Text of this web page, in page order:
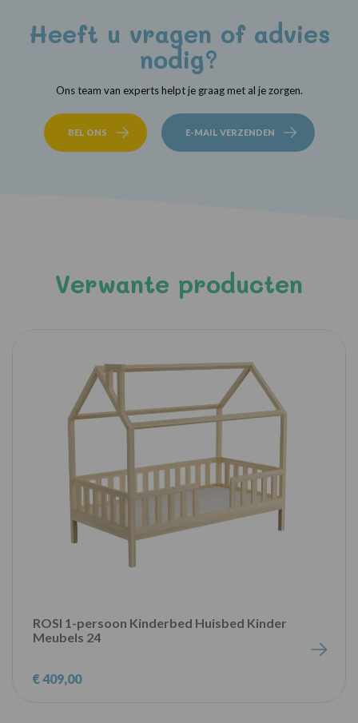
Heeft u vragen of advies
nodig?
Ons team van experts helpt je graag met al je zorgen.
BEL ONS E-MAIL VERZENDEN
Verwante producten
ROSI 1-persoon Kinderbed Huisbed Kinder
Meubels 24
€ 409,00